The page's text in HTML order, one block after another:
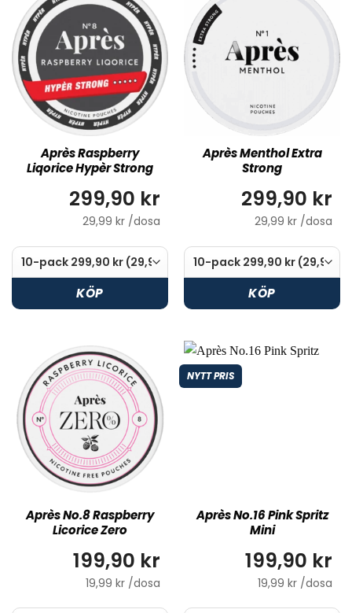
Après Raspberry
Liqorice Hypèr Strong
299,90 kr
29,99 kr /dosa
KÖP
Après Menthol Extra
Strong
299,90 kr
29,99 kr /dosa
KÖP
Après No.8 Raspberry
Licorice Zero
199,90 kr
19,99 kr /dosa
NYTT PRIS
Après No.16 Pink Spritz
Mini
199,90 kr
19,99 kr /dosa